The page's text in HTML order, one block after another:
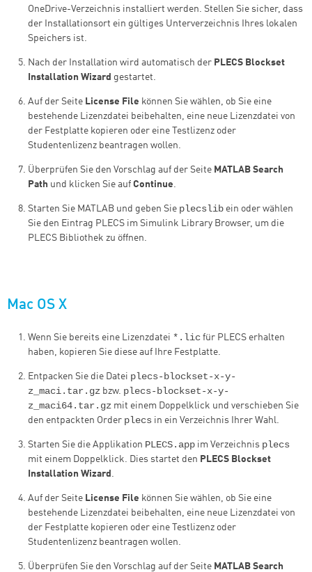
OneDrive-Verzeichnis installiert werden. Stellen Sie sicher, dass
der Installationsort ein gültiges Unterverzeichnis Ihres lokalen
Speichers ist.
Nach der Installation wird automatisch der PLECS Blockset
Installation Wizard gestartet.
Auf der Seite License File können Sie wählen, ob Sie eine
bestehende Lizenzdatei beibehalten, eine neue Lizenzdatei von
der Festplatte kopieren oder eine Testlizenz oder
Studentenlizenz beantragen wollen.
Überprüfen Sie den Vorschlag auf der Seite MATLAB Search
Path und klicken Sie auf Continue.
Starten Sie MATLAB und geben Sie plecslib ein oder wählen
Sie den Eintrag PLECS im Simulink Library Browser, um die
PLECS Bibliothek zu öffnen.
Mac OS X
Wenn Sie bereits eine Lizenzdatei *.lic für PLECS erhalten
haben, kopieren Sie diese auf Ihre Festplatte.
Entpacken Sie die Datei plecs-blockset-x-y-
z_maci.tar.gz bzw. plecs-blockset-x-y-
z_maci64.tar.gz mit einem Doppelklick und verschieben Sie
den entpackten Order plecs in ein Verzeichnis Ihrer Wahl.
Starten Sie die Applikation PLECS.app im Verzeichnis plecs
mit einem Doppelklick. Dies startet den PLECS Blockset
Installation Wizard .
Auf der Seite License File können Sie wählen, ob Sie eine
bestehende Lizenzdatei beibehalten, eine neue Lizenzdatei von
der Festplatte kopieren oder eine Testlizenz oder
Studentenlizenz beantragen wollen.
Überprüfen Sie den Vorschlag auf der Seite MATLAB Search